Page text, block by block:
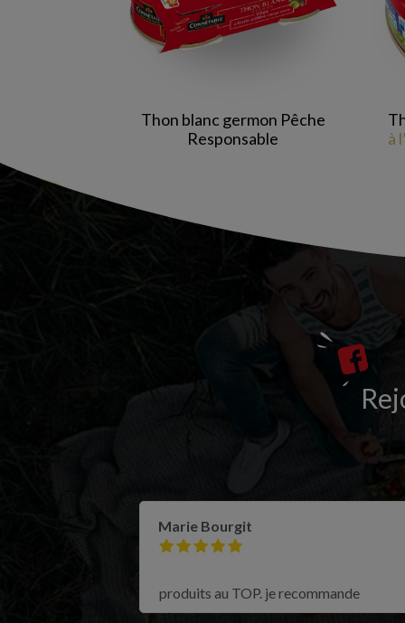
Thon blanc germon Pêche
Responsable
à
Marie Bourgit
produits au TOP. je recommande